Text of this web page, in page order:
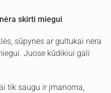
skirti miegui
sūpynės ar gultukai nėra
Juose kūdikiui gali
tik saugu ir įmanoma,